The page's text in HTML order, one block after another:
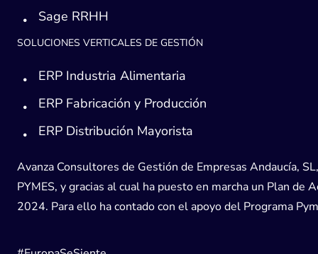
Sage RRHH
SOLUCIONES VERTICALES DE GESTIÓN
ERP Industria Alimentaria
ERP Fabricación y Producción
ERP Distribución Mayorista
Avanza Consultores de Gestión de Empresas Andaucía,
PYMES, y gracias al cual ha puesto en marcha un Plan
2024. Para ello ha contado con el apoyo del Programa